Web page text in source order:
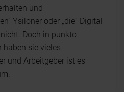
und
Ysiloner oder „die“ Digital
Doch in punkto
haben sie vieles
und Arbeitgeber ist es